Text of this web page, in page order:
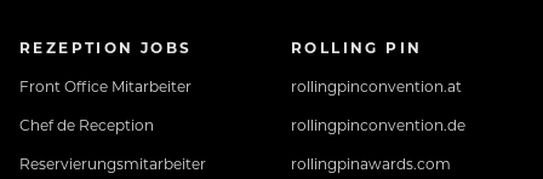
REZEPTION JOBS
Front Office Mitarbeiter
Chef de Reception
Reservierungsmitarbeiter
ROLLING PIN
rollingpinconvention.at
rollingpinconvention.de
rollingpinawards.com